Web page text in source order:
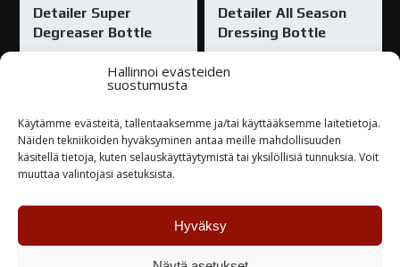
Hallinnoi evästeiden
suostumusta
Käytämme evästeitä, tallentaaksemme ja/tai käyttääksemme laitetietoja.
Näiden tekniikoiden hyväksyminen antaa meille mahdollisuuden
käsitellä tietoja, kuten selauskäyttäytymistä tai yksilöllisiä tunnuksia. Voit
muuttaa valintojasi asetuksista.
Hyväksy
Detailer Super
Degreaser Bottle
TUTUSTU
Detailer All Season
Dressing Bottle
15,00
TUTUSTU